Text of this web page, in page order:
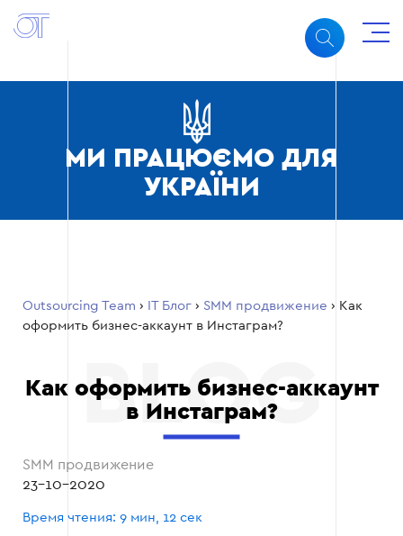
МИ ПРАЦЮЄМО ДЛЯ
УКРАЇНИ
Outsourcing Team › ІТ Блог › SMM продвижение › Как
оформить бизнес-аккаунт в Инстаграм?
Как оформить бизнес-аккаунт
в Инстаграм?
SMM продвижение
23-10-2020
Время чтения: 9 мин, 12 сек